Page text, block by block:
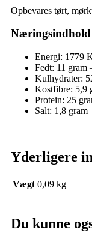
Opbevares tørt,
Energi: 1779
Fedt: 11 gram
Kulhydrater:
Kostfibre: 5,9
Protein: 25
Salt: 1,8 gram
Yderligere
Vægt 0,09 kg
Du kunne